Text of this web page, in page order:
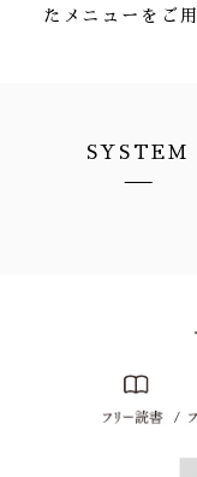
たメニューをご
SYSTEM